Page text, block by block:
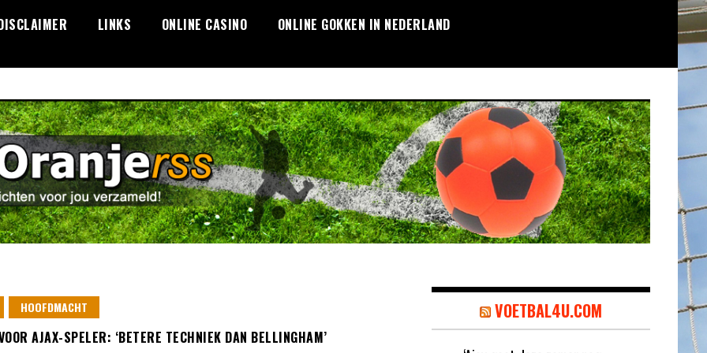
LINKS ONLINE CASINO
ONLINE GOKKEN IN NEDERLAND
HOOFDMACHT
AJAX-SPELER: ‘BETERE TECHNIEK DAN BELLINGHAM’
VOETBAL4U.COM